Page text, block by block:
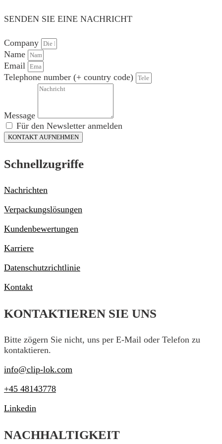
SENDEN SIE EINE NACHRICHT
Company
Name
Email
Telephone number (+ country code)
Message
Für den Newsletter anmelden
KONTAKT AUFNEHMEN
Schnellzugriffe
Nachrichten
Verpackungslösungen
Kundenbewertungen
Karriere
Datenschutzrichtlinie
Kontakt
KONTAKTIEREN SIE UNS
Bitte zögern Sie nicht, uns per E-Mail oder Telefon zu
kontaktieren.
info@clip-lok.com
+45 48143778
Linkedin
NACHHALTIGKEIT